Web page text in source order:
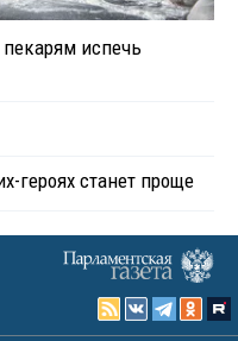
испечь
героях станет проще